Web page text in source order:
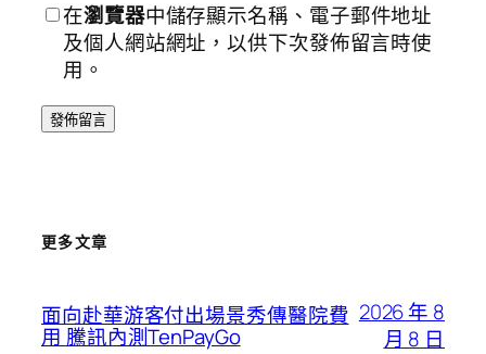
在瀏覽器中儲存顯示名稱、電子郵件地址
及個人網站網址，以供下次發佈留言時使
用。
更多文章
面向赴華游客付出場景秀傳醫院費
用 騰訊內測TenPayGo
2026 年 8
月 8 日